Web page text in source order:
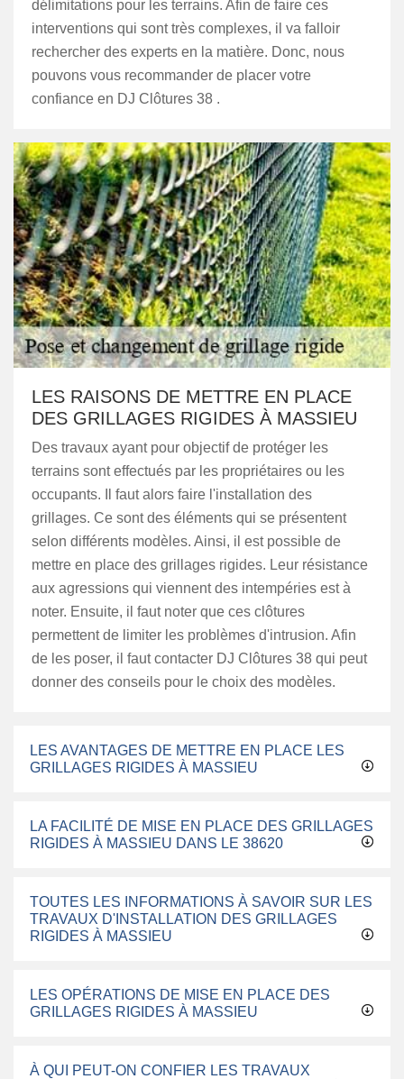
délimitations pour les terrains. Afin de faire ces
interventions qui sont très complexes, il va falloir
rechercher des experts en la matière. Donc, nous
pouvons vous recommander de placer votre
confiance en DJ Clôtures 38 .
LES RAISONS DE METTRE EN PLACE
DES GRILLAGES RIGIDES À MASSIEU
Des travaux ayant pour objectif de protéger les
terrains sont effectués par les propriétaires ou les
occupants. Il faut alors faire l'installation des
grillages. Ce sont des éléments qui se présentent
selon différents modèles. Ainsi, il est possible de
mettre en place des grillages rigides. Leur résistance
aux agressions qui viennent des intempéries est à
noter. Ensuite, il faut noter que ces clôtures
permettent de limiter les problèmes d'intrusion. Afin
de les poser, il faut contacter DJ Clôtures 38 qui peut
donner des conseils pour le choix des modèles.
LES AVANTAGES DE METTRE EN PLACE LES
GRILLAGES RIGIDES À MASSIEU
LA FACILITÉ DE MISE EN PLACE DES GRILLAGES
RIGIDES À MASSIEU DANS LE 38620
TOUTES LES INFORMATIONS À SAVOIR SUR LES
TRAVAUX D'INSTALLATION DES GRILLAGES
RIGIDES À MASSIEU
LES OPÉRATIONS DE MISE EN PLACE DES
GRILLAGES RIGIDES À MASSIEU
À QUI PEUT-ON CONFIER LES TRAVAUX